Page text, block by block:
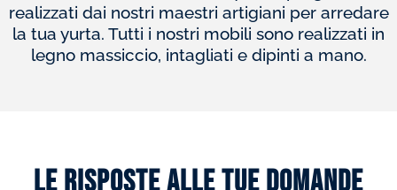
realizzati dai nostri maestri artigiani per arredare
la tua yurta. Tutti i nostri mobili sono realizzati in
legno massiccio, intagliati e dipinti a mano.
Le risposte alle tue domande